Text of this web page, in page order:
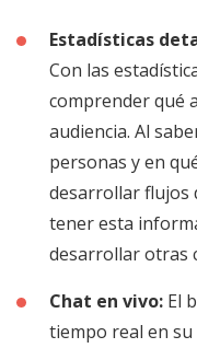
Estadísticas
Con las
comprender qué
audiencia. Al
personas y en
desarrollar flujos
tener esta
desarrollar otras
Chat en vivo: El
tiempo real en su